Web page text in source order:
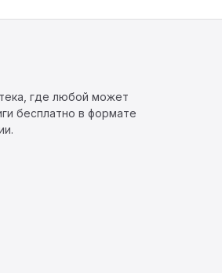
где любой может
бесплатно в формате